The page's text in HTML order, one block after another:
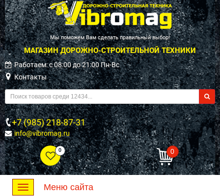
Мы поможем Вам сделать правильный выбор!
МАГАЗИН ДОРОЖНО-СТРОИТЕЛЬНОЙ ТЕХНИКИ
Работаем: c 08:00 до 21:00 Пн-Вс
Контакты
+7 (985) 218-87-31
info@vibromag.ru
0 0
Toggle
Меню сайта